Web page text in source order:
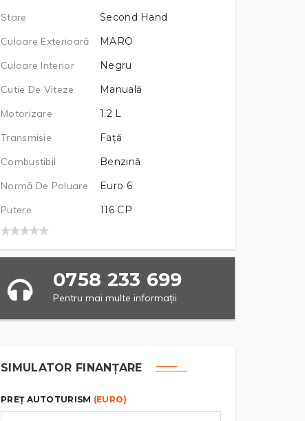
Stare
Second Hand
Culoare Exterioară
MARO
Culoare Interior
Negru
Cutie De Viteze
Manuală
Motorizare
1.2L
Transmisie
Față
Combustibil
Benzină
Normă De Poluare
Euro 6
Putere
116CP
0758 233 699
Pentru mai multe informații
SIMULATOR FINANȚARE
PREȚ AUTOTURISM (EURO)